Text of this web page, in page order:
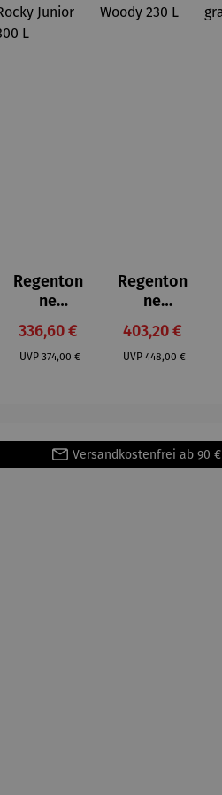
Regenton
ne
Kompletts
et |
Wandtank
Verkaufspreis:
336,60 €
UVP Regulärer Preis:
374,00 €
Regenton
ne
Kompletts
et |
Wandtank
Verkaufspreis:
403,20 €
UVP Regulärer Preis:
448,00 €
Versandkostenfrei ab 90 €